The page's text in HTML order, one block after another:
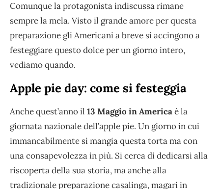
Comunque la protagonista indiscussa rimane
sempre la mela. Visto il grande amore per questa
preparazione gli Americani a breve si accingono a
festeggiare questo dolce per un giorno intero,
vediamo quando.
Apple pie day: come si festeggia
Anche quest’anno il 13 Maggio in Americaè la
giornata nazionale dell’apple pie. Un giorno in cui
immancabilmente si mangia questa torta ma con
una consapevolezza in più. Si cerca di dedicarsi alla
riscoperta della sua storia, ma anche alla
tradizionale preparazione casalinga, magari in